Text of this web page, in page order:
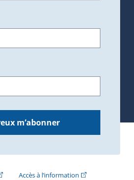
m’abonner
hyperlien externe s'ouvrira dans une
Accès à l’information(Cet hyperlien